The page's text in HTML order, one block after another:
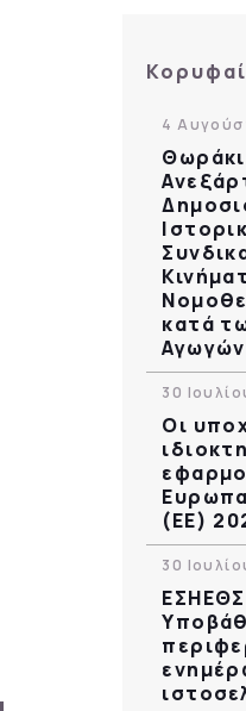
4
κατά
30
Οι
(ΕΕ)
30